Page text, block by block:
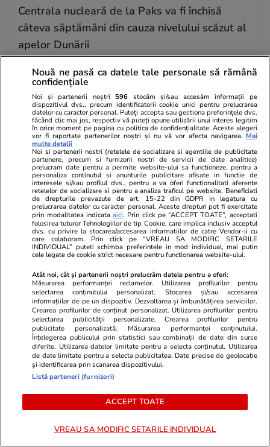
Centrala nucleară de la Paks va fi închisă
câteva săptămâni din cauza nivelului scăzut al
apelor Dunării
Știri Externe
Ursula von der Leyen cere expulzarea rapidă a
imigranților care au năvălit în Ceuta, în timp ce
Pedro Sanchez denunță un „atac împotriva
Spaniei”. Cauzele crizei și relațiile complicate
cu Marocul
Știri România 17:34
Energie gratis timp de patru ore la prânz:
apelul directorului Electrica pentru companiile
din industrie
Citește mai multe
TRENDING
Știri România 09:00
Calcule care arată cum scad veniturile totale
ale medicilor și asistentelor dacă se aplică
noua lege a salarizării
Nouă ne pasă ca datele tale personale să rămână
confidențiale
Noi și partenerii noștri 596 stocăm și/sau accesăm informații pe
dispozitivul dvs., precum identificatorii cookie unici pentru prelucrarea
datelor cu caracter personal. Puteți accepta sau gestiona preferințele dvs.
făcând clic mai jos, respectiv vă puteți opune utilizării unui interes legitim
în orice moment pe pagina cu politica de confidențialitate. Aceste alegeri
vor fi raportate partenerilor noștri și nu vă vor afecta navigarea. Mai
multe detalii
Noi si partenerii nostri (retelele de socializare si agentiile de publicitate
partenere, precum si furnizorii nostri de servicii de date analitice)
prelucram date pentru a permite website-ului sa functioneze, pentru a
personaliza continutul si anunturile publicitare afisate in functie de
interesele si/sau profilul dvs., pentru a va oferi functionalitati aferente
retelelor de socializare si pentru a analiza traficul pe website. Beneficiati
de drepturile prevazute de art. 15-22 din GDPR in legatura cu
prelucrarea datelor cu caracter personal. Aceste drepturi pot fi exercitate
prin modalitatea indicataaici. Prin click pe “ACCEPT TOATE”, acceptati
folosirea tuturor Tehnologiilor de tip Cookie, care implica inclusiv acceptul
dvs. cu privire la stocarea/accesarea informatiilor de catre Vendor-ii cu
care colaboram. Prin click pe “VREAU SA MODIFIC SETARILE
INDIVIDUAL” puteti schimba preferintele in mod individual, mai putin
cele legate de cookie strict necesare pentru functionarea website-ului.
Atât noi, cât și partenerii noștri prelucrăm datele pentru a oferi:
Măsurarea performanței reclamelor. Utilizarea profilurilor pentru
selectarea conținutului personalizat. Stocarea și/sau accesarea
informațiilor de pe un dispozitiv. Dezvoltarea și îmbunătățirea serviciilor.
Crearea profilurilor de conținut personalizat. Utilizarea profilurilor pentru
selectarea publicității personalizate. Crearea profilurilor pentru
publicitate personalizată. Măsurarea performanței conținutului.
Înțelegerea publicului prin statistici sau combinații de date din surse
diferite. Utilizarea datelor limitate pentru a selecta conținutul. Utilizarea
de date limitate pentru a selecta publicitatea. Date precise de geolocație
și identificarea prin scanarea dispozitivului.
Listă parteneri (furnizori)
ACCEPT TOATE
VREAU SA MODIFIC SETARILE INDIVIDUAL